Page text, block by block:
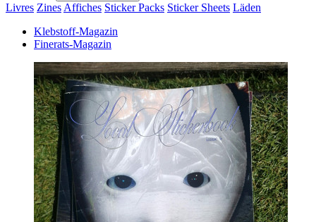
Livres Zines Affiches Sticker Packs Sticker Sheets Läden
Klebstoff-Magazin
Finerats-Magazin